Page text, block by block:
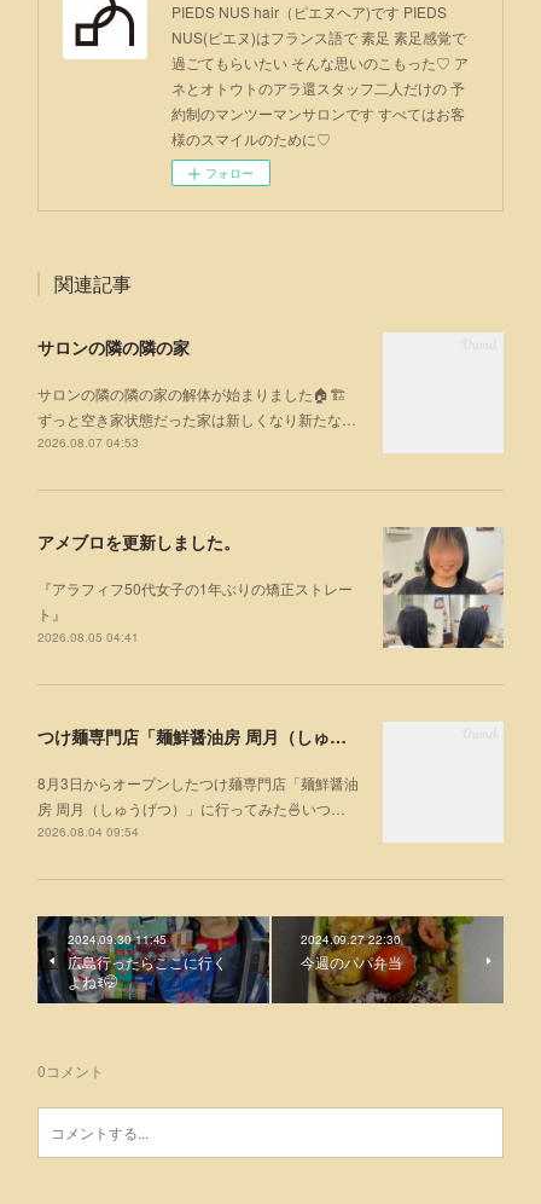
PIEDS NUS hair（ピエヌヘア)です PIEDS
NUS(ピエヌ)はフランス語で 素足 素足感覚で
過ごてもらいたい そんな思いのこもった♡ ア
ネとオトウトのアラ還スタッフ二人だけの 予
約制のマンツーマンサロンです すべてはお客
様のスマイルのために♡
フォロー
関連記事
サロンの隣の隣の家
サロンの隣の隣の家の解体が始まりました🏠🏗
ずっと空き家状態だった家は新しくなり新たな…
2026.08.07 04:53
アメブロを更新しました。
『アラフィフ50代女子の1年ぶりの矯正ストレー
ト』
2026.08.05 04:41
つけ麺専門店「麺鮮醤油房 周月（しゅうげつ）」⁡ に行ってみた🍜
8月3日からオープンしたつけ麺専門店「麺鮮醤油
房 周月（しゅうげつ）」⁡に行ってみた🍜いつ…
2026.08.04 09:54
2024.09.30 11:45
広島行ったらここに行く
よねꉂ🤭
2024.09.27 22:30
今週のパパ弁当
0コメント